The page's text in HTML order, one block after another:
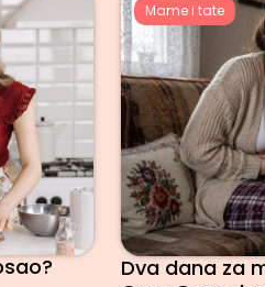
Mame i tate
Dva dana za